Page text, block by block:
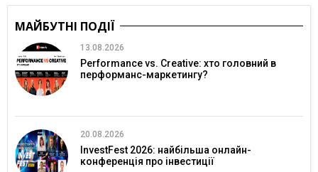
МАЙБУТНІ ПОДІЇ
13.08.2026
Performance vs. Creative: хто головний в
перформанс-маркетингу?
20.08.2026
InvestFest 2026: найбільша онлайн-
конференція про інвестиції